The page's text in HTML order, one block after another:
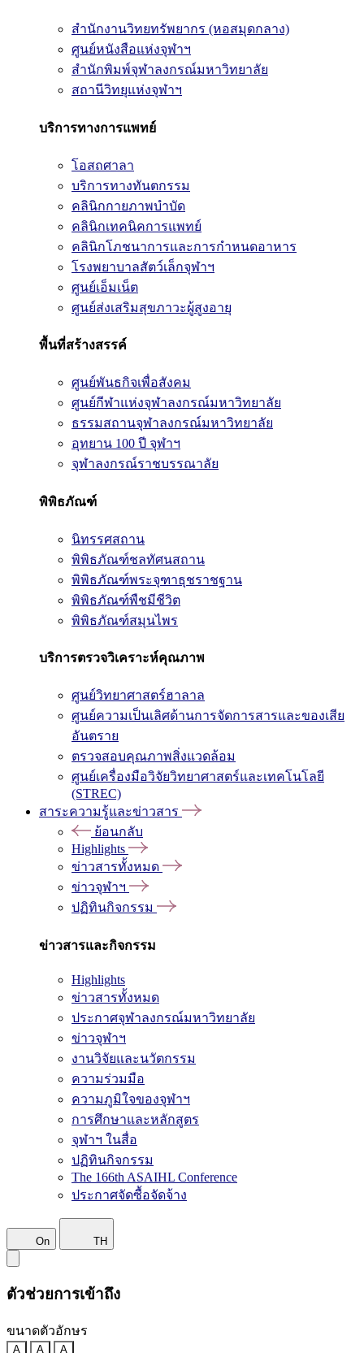
สำนักงานวิทยทรัพยากร (หอสมุดกลาง)
ศูนย์หนังสือแห่งจุฬาฯ
สำนักพิมพ์จุฬาลงกรณ์มหาวิทยาลัย
สถานีวิทยุแห่งจุฬาฯ
บริการทางการแพทย์
โอสถศาลา
บริการทางทันตกรรม
คลินิกกายภาพบำบัด
คลินิกเทคนิคการแพทย์
คลินิกโภชนาการและการกำหนดอาหาร
โรงพยาบาลสัตว์เล็กจุฬาฯ
ศูนย์เอ็มเน็ต
ศูนย์ส่งเสริมสุขภาวะผู้สูงอายุ
พื้นที่สร้างสรรค์
ศูนย์พันธกิจเพื่อสังคม
ศูนย์กีฬาแห่งจุฬาลงกรณ์มหาวิทยาลัย
ธรรมสถานจุฬาลงกรณ์มหาวิทยาลัย
อุทยาน 100 ปี จุฬาฯ
จุฬาลงกรณ์ราชบรรณาลัย
พิพิธภัณฑ์
นิทรรศสถาน
พิพิธภัณฑ์ชลทัศนสถาน
พิพิธภัณฑ์พระจุฑาธุชราชฐาน
พิพิธภัณฑ์พืชมีชีวิต
พิพิธภัณฑ์สมุนไพร
บริการตรวจวิเคราะห์คุณภาพ
ศูนย์วิทยาศาสตร์ฮาลาล
ศูนย์ความเป็นเลิศด้านการจัดการสารและของเสีย
อันตราย
ตรวจสอบคุณภาพสิ่งแวดล้อม
ศูนย์เครื่องมือวิจัยวิทยาศาสตร์และเทคโนโลยี
(STREC)
สาระความรู้และข่าวสาร
ย้อนกลับ
Highlights
ข่าวสารทั้งหมด
ข่าวจุฬาฯ
ปฏิทินกิจกรรม
ข่าวสารและกิจกรรม
Highlights
ข่าวสารทั้งหมด
ประกาศจุฬาลงกรณ์มหาวิทยาลัย
ข่าวจุฬาฯ
งานวิจัยและนวัตกรรม
ความร่วมมือ
ความภูมิใจของจุฬาฯ
การศึกษาและหลักสูตร
จุฬาฯ ในสื่อ
ปฏิทินกิจกรรม
The 166th ASAIHL Conference
ประกาศจัดซื้อจัดจ้าง
On TH
ตัวช่วยการเข้าถึง
ขนาดตัวอักษร
A A A